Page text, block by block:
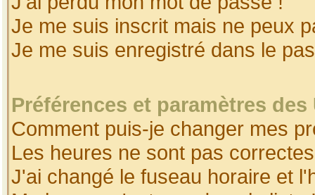
Je me suis inscrit mais ne peux
Je me suis enregistré dans le
Préférences et paramètres
Comment puis-je changer mes
Les heures ne sont pas
J'ai changé le fuseau horaire et